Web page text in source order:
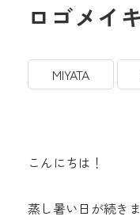
ロゴメイ
MIYATA
こんにちは！
蒸し暑い日が続き